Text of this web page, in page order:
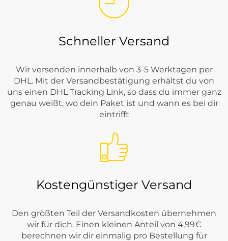
Schneller Versand
Wir versenden innerhalb von 3-5 Werktagen per
DHL. Mit der Versandbestätigung erhältst du von
uns einen DHL Tracking Link, so dass du immer ganz
genau weißt, wo dein Paket ist und wann es bei dir
eintrifft
Kostengünstiger Versand
Den größten Teil der Versandkosten übernehmen
wir für dich. Einen kleinen Anteil von 4,99€
berechnen wir dir einmalig pro Bestellung für